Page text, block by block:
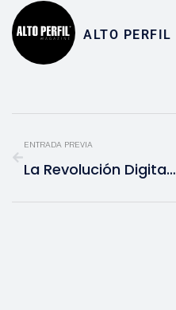
ALTO PERFIL
ENTRADA PREVIA
La Revolución Digital Del Seguro De Auto En México